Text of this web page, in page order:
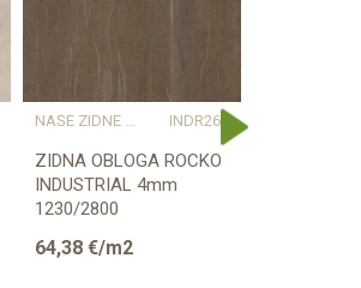
NAŠE ZIDNE OBLOGE PROSTORU DAJU KARAKTER I TOPLINU INDR266
ZIDNA OBLOGA ROCKO
INDUSTRIAL 4mm
1230/2800
64,38 €/m2